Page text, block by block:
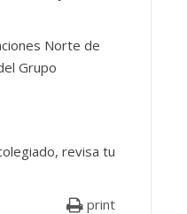
Norte de
Grupo
revisa tu
print